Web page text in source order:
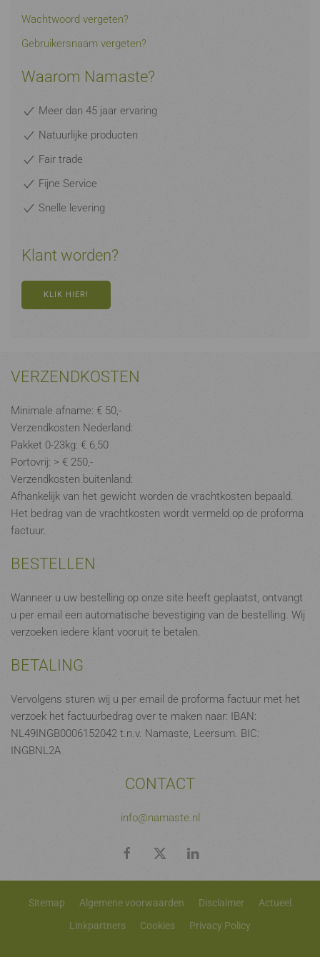
Wachtwoord vergeten?
Gebruikersnaam vergeten?
Waarom Namaste?
Meer dan 45 jaar ervaring
Natuurlijke producten
Fair trade
Fijne Service
Snelle levering
Klant worden?
KLIK HIER!
VERZENDKOSTEN
Minimale afname: € 50,-
Verzendkosten Nederland:
Pakket 0-23kg: € 6,50
Portovrij: > € 250,-
Verzendkosten buitenland:
Afhankelijk van het gewicht worden de vrachtkosten bepaald.
Het bedrag van de vrachtkosten wordt vermeld op de proforma
factuur.
BESTELLEN
Wanneer u uw bestelling op onze site heeft geplaatst, ontvangt
u per email een automatische bevestiging van de bestelling. Wij
verzoeken iedere klant vooruit te betalen.
BETALING
Vervolgens sturen wij u per email de proforma factuur met het
verzoek het factuurbedrag over te maken naar: IBAN:
NL49INGB0006152042 t.n.v. Namaste, Leersum. BIC:
INGBNL2A
CONTACT
info@namaste.nl
Sitemap Algemene voorwaarden Disclaimer
Actueel
Linkpartners
Cookies Privacy Policy